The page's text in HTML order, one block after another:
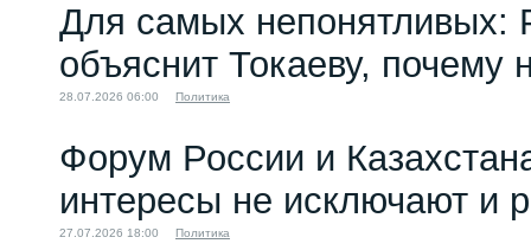
Для самых непонятливых:
объяснит Токаеву,
28.07.2026 06:00 Политика
Форум России и
интересы не исключают и
27.07.2026 18:00 Политика